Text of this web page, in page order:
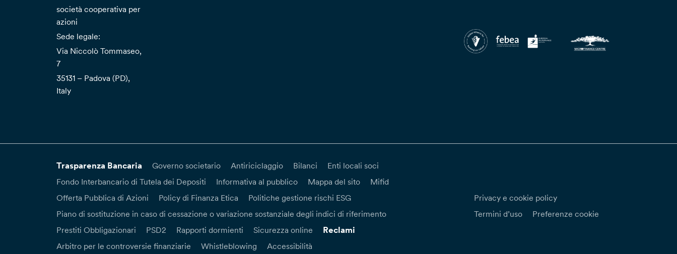
società cooperativa per
azioni
Sede legale:
Via Niccolò Tommaseo,
7
35131 – Padova (PD),
Italy
Trasparenza Bancaria Governo societario Antiriciclaggio Bilanci
Enti locali soci
Fondo Interbancario di Tutela dei Depositi
Informativa al pubblico Mappa del sito
Mifid
Offerta Pubblica di Azioni
Policy di Finanza Etica
Politiche gestione rischi ESG
Piano di sostituzione in caso di cessazione o variazione sostanziale degli indici di riferimento
Prestiti Obbligazionari
PSD2 Rapporti dormienti Sicurezza online Reclami
Arbitro per le controversie finanziarie Whistleblowing Accessibilità
Privacy e cookie policy
Termini d’uso
Preferenze cookie